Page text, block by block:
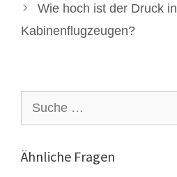
Wie hoch ist der Druck in
Kabinenflugzeugen?
nach:
Ähnliche Fragen